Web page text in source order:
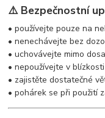
⚠️ Bezpečnostní
• používejte pouze na
• nenechávejte bez
• uchovávejte mimo
• nepoužívejte v
• zajistěte dostatečné
• pohárek se při použití